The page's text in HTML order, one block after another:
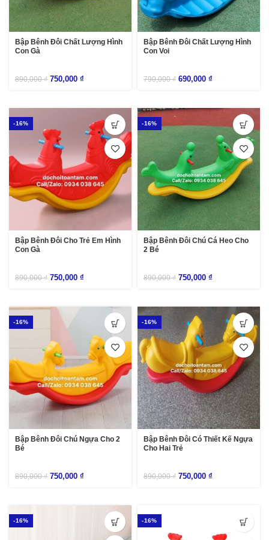
Bập Bênh Đôi Chất Lượng Hình
Con Gà
890,000₫ 750,000 ₫
Bập Bênh Đôi Chất Lượng Hình
Con Voi
790,000₫ 690,000 ₫
-16%
Bập Bênh Đôi Cho Trẻ Em Hình
Con Gà
890,000₫ 750,000 ₫
-16%
Bập Bênh Đôi Chú Cá Heo Cho
2 Bé
890,000₫ 750,000 ₫
-16%
Bập Bênh Đôi Chú Ngựa Cho 2
Bé
890,000₫ 750,000 ₫
-16%
Bập Bênh Đôi Có Thiết Kế Ngựa
Cho Hai Trẻ
890,000₫ 750,000 ₫
-16% -16%